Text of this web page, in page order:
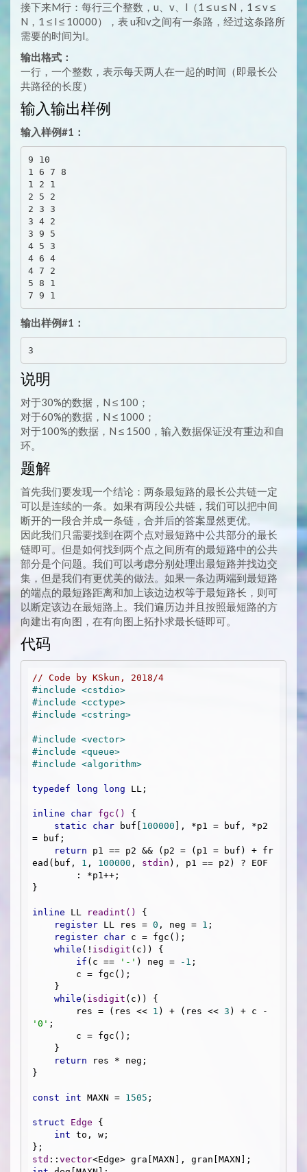
接下来M行：每行三个整数，u、v、l（1 ≤ u ≤ N，1 ≤ v ≤
N，1 ≤ l ≤ 10000），表 u和v之间有一条路，经过这条路所
需要的时间为l。
输出格式：
一行，一个整数，表示每天两人在一起的时间（即最长公
共路径的长度）
输入输出样例
输入样例#1：
9 10
1 6 7 8
1 2 1
2 5 2
2 3 3
3 4 2
3 9 5
4 5 3
4 6 4
4 7 2
5 8 1
输出样例#1：
说明
对于30%的数据，N ≤ 100；
对于60%的数据，N ≤ 1000；
对于100%的数据，N ≤ 1500，输入数据保证没有重边和自
环。
题解
首先我们要发现一个结论：两条最短路的最长公共链一定
可以是连续的一条。如果有两段公共链，我们可以把中间
断开的一段合并成一条链，合并后的答案显然更优。
因此我们只需要找到在两个点对最短路中公共部分的最长
链即可。但是如何找到两个点之间所有的最短路中的公共
部分是个问题。我们可以考虑分别处理出最短路并找边交
集，但是我们有更优美的做法。如果一条边两端到最短路
的端点的最短路距离和加上该边边权等于最短路长，则可
以断定该边在最短路上。我们遍历边并且按照最短路的方
向建出有向图，在有向图上拓扑求最长链即可。
代码
// Code by KSkun, 2018/4
#include <cstdio>
#include <cctype>
#include <cstring>
#include <vector>
#include <queue>
#include <algorithm>
typedef long long LL;
inline char fgc ()
{
static
char buf[ 100000 ], *p1 = buf, *p2
= buf;
return p1 == p2 && (p2 = (p1 = buf) + fr
ead(buf, 1 , 100000 , stdin ), p1 == p2) ? EOF
}
inline LL readint ()
{
register LL res = 0 , neg = 1 ;
register char c = fgc();
while (! isdigit (c)) {
if (c == '-' ) neg = -1 ;
while ( isdigit (c)) {
        res = (res <<
1 ) + (res << 3
'0' ;
return res * neg;
}
const int MAXN = 1505 ;
struct Edge {
int to, w;
std :: vector